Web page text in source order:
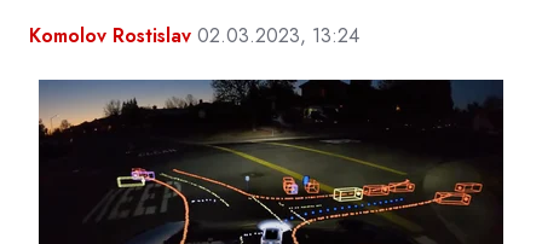
Komolov Rostislav 02.03.2023, 13:24